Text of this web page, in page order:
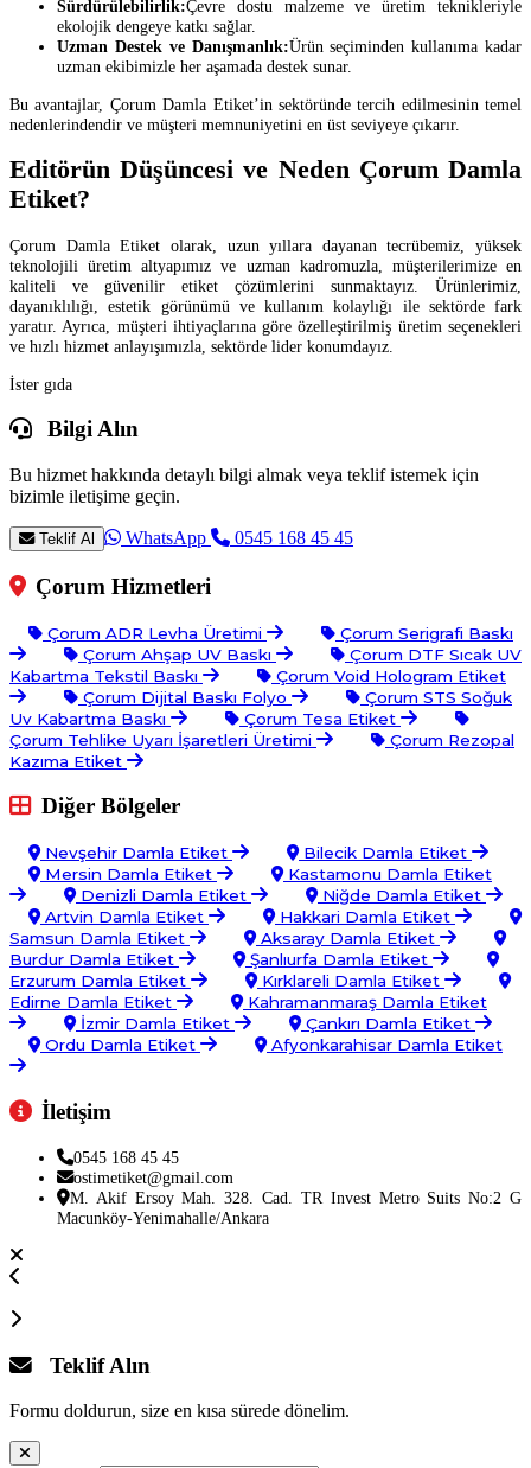
Sürdürülebilirlik:Çevre dostu malzeme ve üretim teknikleriyle
ekolojik dengeye katkı sağlar.
Uzman Destek ve Danışmanlık:Ürün seçiminden kullanıma kadar
uzman ekibimizle her aşamada destek sunar.
Bu avantajlar, Çorum Damla Etiket’in sektöründe tercih edilmesinin temel
nedenlerindendir ve müşteri memnuniyetini en üst seviyeye çıkarır.
Editörün Düşüncesi ve Neden Çorum Damla
Etiket?
Çorum Damla Etiket olarak, uzun yıllara dayanan tecrübemiz, yüksek
teknolojili üretim altyapımız ve uzman kadromuzla, müşterilerimize en
kaliteli ve güvenilir etiket çözümlerini sunmaktayız. Ürünlerimiz,
dayanıklılığı, estetik görünümü ve kullanım kolaylığı ile sektörde fark
yaratır. Ayrıca, müşteri ihtiyaçlarına göre özelleştirilmiş üretim seçenekleri
ve hızlı hizmet anlayışımızla, sektörde lider konumdayız.
İster gıda
Bilgi Alın
Bu hizmet hakkında detaylı bilgi almak veya teklif istemek için
bizimle iletişime geçin.
Teklif Al WhatsApp 0545 168 45 45
Çorum Hizmetleri
Çorum ADR Levha Üretimi
Çorum Serigrafi Baskı
Çorum Ahşap UV Baskı
Çorum DTF Sıcak UV
Kabartma Tekstil Baskı
Çorum Void Hologram Etiket
Çorum Dijital Baskı Folyo
Çorum STS Soğuk
Uv Kabartma Baskı
Çorum Tesa Etiket
Çorum Tehlike Uyarı İşaretleri Üretimi
Çorum Rezopal
Kazıma Etiket
Diğer Bölgeler
Nevşehir Damla Etiket
Bilecik Damla Etiket
Mersin Damla Etiket
Kastamonu Damla Etiket
Denizli Damla Etiket
Niğde Damla Etiket
Artvin Damla Etiket
Hakkari Damla Etiket
Samsun Damla Etiket
Aksaray Damla Etiket
Burdur Damla Etiket
Şanlıurfa Damla Etiket
Erzurum Damla Etiket
Kırklareli Damla Etiket
Edirne Damla Etiket
Kahramanmaraş Damla Etiket
İzmir Damla Etiket
Çankırı Damla Etiket
Ordu Damla Etiket
Afyonkarahisar Damla Etiket
İletişim
0545 168 45 45
ostimetiket@gmail.com
M. Akif Ersoy Mah. 328. Cad. TR Invest Metro Suits No:2 G
Macunköy-Yenimahalle/Ankara
Teklif Alın
Formu doldurun, size en kısa sürede dönelim.